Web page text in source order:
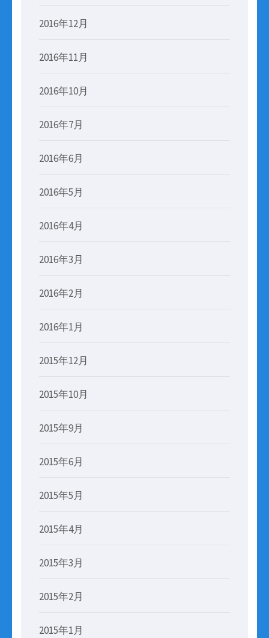
2016年12月
2016年11月
2016年10月
2016年7月
2016年6月
2016年5月
2016年4月
2016年3月
2016年2月
2016年1月
2015年12月
2015年10月
2015年9月
2015年6月
2015年5月
2015年4月
2015年3月
2015年2月
2015年1月